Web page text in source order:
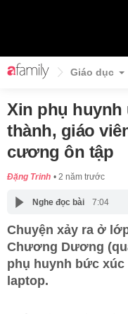
Giáo dục
Xin phụ huynh
thành, giáo
cương ôn tập
Đặng Trinh 2 năm trước
Nghe đọc bài 7:04
Chuyện xảy ra ở
Chương Dương
phụ huynh bức
laptop.